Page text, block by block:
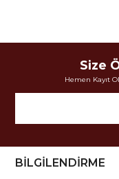
Size
Hemen Kayıt
BİLGİLENDİRME